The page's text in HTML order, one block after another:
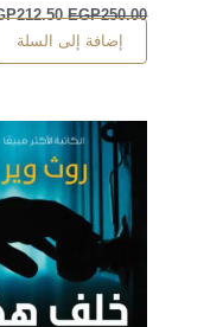
EGP250.00
212.50
إضافة إلى السلة